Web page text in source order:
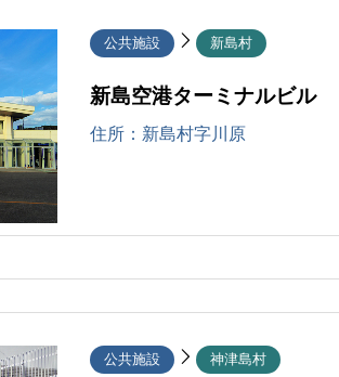
公共施設 新島村
新島空港ターミナルビル
住所： 新島村字川原
公共施設 神津島村